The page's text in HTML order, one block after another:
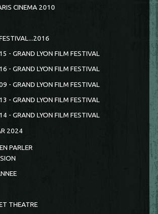
CINEMA 2010
- GRAND LYON FILM FESTIVAL
- GRAND LYON FILM FESTIVAL
- GRAND LYON FILM FESTIVAL
- GRAND LYON FILM FESTIVAL
- GRAND LYON FILM FESTIVAL
2024
PARLER
THEATRE